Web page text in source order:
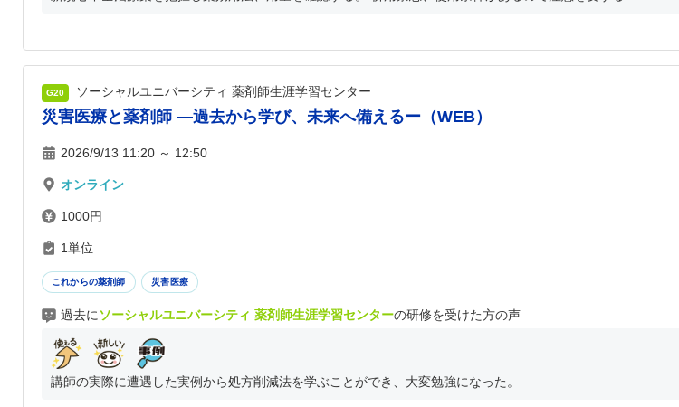
G20 ソーシャルユニバーシティ 薬剤師生涯学習センター
災害医療と薬剤師 ―過去から学び、未来へ備えるー（WEB）
2026/9/13 11:20 ～ 12:50
オンライン
1000円
1単位
これからの薬剤師 災害医療
過去にソーシャルユニバーシティ 薬剤師生涯学習センターの研修を受けた方の声
講師の実際に遭遇した実例から処方削減法を学ぶことができ、大変勉強になった。